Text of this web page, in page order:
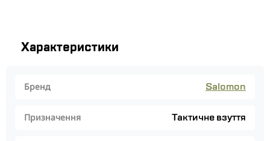
Характеристики
Бренд Salomon
Призначення Тактичне взуття